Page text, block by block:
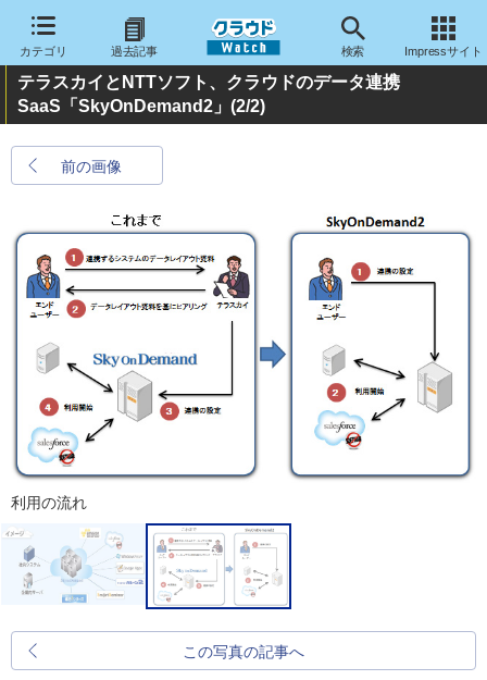
カテゴリ 過去記事 検索 Impressサイト
テラスカイとNTTソフト、クラウドのデータ連携
SaaS「SkyOnDemand2」 (2/2)
前の画像
利用の流れ
この写真の記事へ